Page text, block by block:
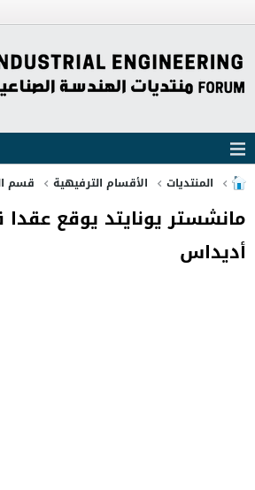
المنتديات الأقسام الترفيهية قسم
مانشستر يونايتد يوقع عقدا
أديداس